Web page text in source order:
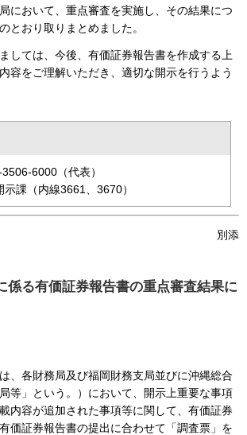
において、重点審査を実施し、その結果につ
のとおり取りまとめました。
しては、今後、有価証券報告書を作成する上
容をご理解いただき、適切な開示を行うよう
6000（代表）
課（内線3661、3670）
別添
係る有価証券報告書の重点審査結果に
、各財務局及び福岡財務支局並びに沖縄総合
等」という。）において、開示上重要な事項
内容が追加された事項等に関して、有価証券
価証券報告書の提出に合わせて「調査票」を